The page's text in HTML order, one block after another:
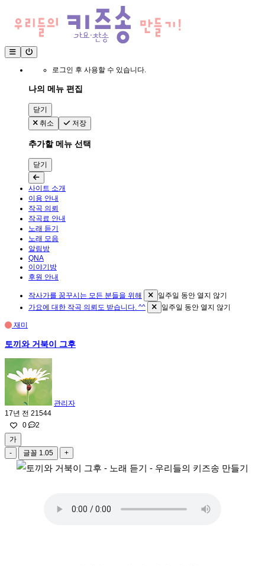
로그인 후 사용할 수 있습니다.
나의 메뉴 편집
닫기
취소
저장
추가할 메뉴 선택
닫기
사이트 소개
이용 안내
작곡 의뢰
작곡료 안내
노래 듣기
노래 모음
알림방
QNA
이야기방
후원 안내
작사가를 꿈꾸시는 모든 분들을 위해
일주일 동안 열지 않기
가요에 대한 작곡 의뢰도 받습니다. ^^
일주일 동안 열지 않기
재미
토끼와 거북이 그후
관리자
17년 전 21544
0
2
가
-
글꼴 1.05 +